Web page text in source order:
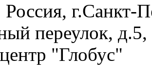
г.Санкт-
переулок, д.5,
"Глобус"